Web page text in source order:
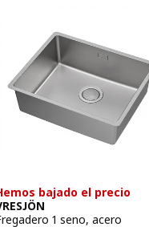
bajado el precio
1 seno, acero